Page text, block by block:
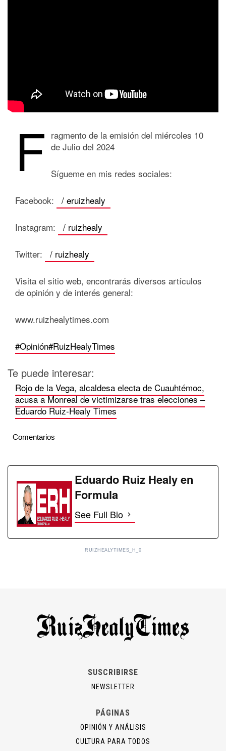
F ragmento de la emisión del miércoles 10
de Julio del 2024
Sígueme en mis redes sociales:
Facebook: / eruizhealy
Instagram: / ruizhealy
Twitter: / ruizhealy
Visita el sitio web, encontrarás diversos artículos
de opinión y de interés general:
www.ruizhealytimes.com
#Opinión#RuizHealyTimes
Te puede interesar:
Rojo de la Vega, alcaldesa electa de Cuauhtémoc,
acusa a Monreal de victimizarse tras elecciones –
Eduardo Ruiz-Healy Times
Comentarios
Eduardo Ruiz Healy en
Formula
See Full Bio
RUIZHEALYTIMES_H_0
SUSCRIBIRSE
NEWSLETTER
PÁGINAS
OPINIÓN Y ANÁLISIS
CULTURA PARA TODOS